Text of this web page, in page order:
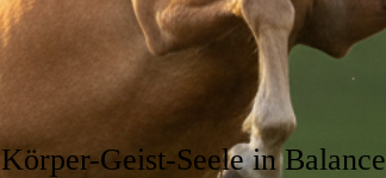
Körper-Geist-Seele in Balance